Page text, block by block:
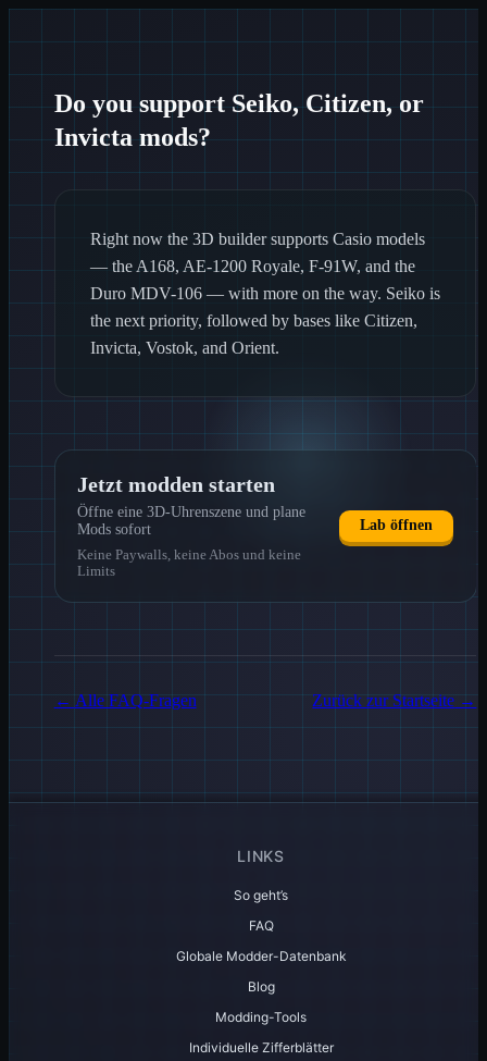
Do you support Seiko, Citizen, or
Invicta mods?
Right now the 3D builder supports Casio models
— the A168, AE-1200 Royale, F-91W, and the
Duro MDV-106 — with more on the way. Seiko is
the next priority, followed by bases like Citizen,
Invicta, Vostok, and Orient.
Jetzt modden starten
Öffne eine 3D-Uhrenszene und plane
Mods sofort
Keine Paywalls, keine Abos und keine
Limits
Lab öffnen
← Alle FAQ-Fragen Zurück zur Startseite →
LINKS
So geht’s
FAQ
Globale Modder-Datenbank
Blog
Modding-Tools
Individuelle Zifferblätter